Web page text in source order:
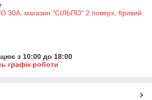
30А, магазин "СІЛЬПО" 2 поверх, Кривий
з 10:00 до 18:00
графік роботи